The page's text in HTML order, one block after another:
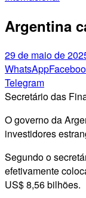
Argentina
29 de maio de
WhatsApp
Telegram
Secretário das
O governo da
investidores
Segundo o
efetivamente
US$ 8,56 bilhões.